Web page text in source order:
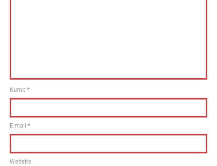
Nume *
E-mail *
Website